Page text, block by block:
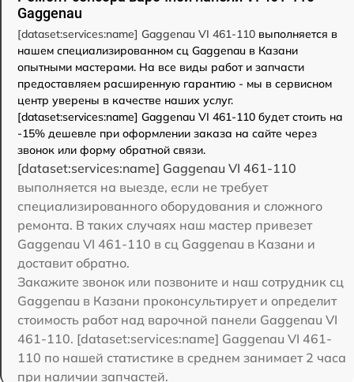
Gaggenau
[dataset:services:name] Gaggenau VI 461-110 выполняется в
нашем специализированном сц Gaggenau в Казани
опытными мастерами. На все виды работ и запчасти
предоставляем расширенную гарантию - мы в сервисном
центр уверены в качестве наших услуг.
[dataset:services:name] Gaggenau VI 461-110 будет стоить на
-15% дешевле при оформлении заказа на сайте через
звонок или форму обратной связи.
[dataset:services:name] Gaggenau VI 461-110
выполняется на выезде, если не требует
специализированного оборудования и сложного
ремонта. В таких случаях наш мастер привезет
Gaggenau VI 461-110 в сц Gaggenau в Казани и
доставит обратно.
Закажите звонок или позвоните и наш сотрудник сц
Gaggenau в Казани проконсультирует и определит
стоимость работ над варочной панели Gaggenau VI
461-110. [dataset:services:name] Gaggenau VI 461-
110 по нашей статистике в среднем занимает 2 часа
при наличии запчастей.